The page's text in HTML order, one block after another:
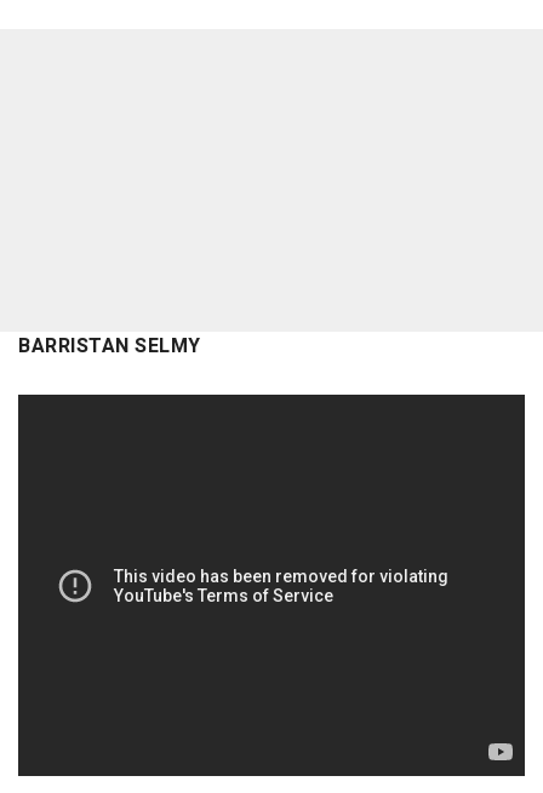
BARRISTAN SELMY